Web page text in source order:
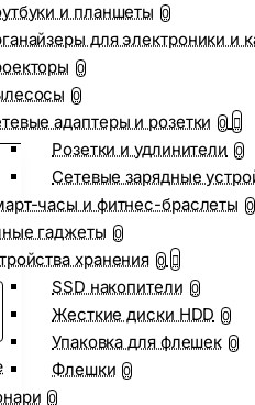
и планшеты 0
для электроники и
0
0
адаптеры и розетки 0
Розетки и удлинители 0
Сетевые зарядные
часы и фитнес-браслеты 0
гаджеты 0
хранения 0
SSD накопители 0
Жесткие диски HDD 0
Упаковка для флешек 0
Флешки 0
0